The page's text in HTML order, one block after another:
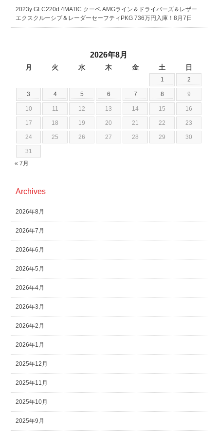
2023y GLC220d 4MATIC クーペ AMGライン＆ドライバーズ＆レザー
エクスクルーシブ＆レーダーセーフティPKG 736万円入庫！8月7日
2026年8月
月 火 水 木 金 土 日
1 2
3 4 5 6 7 8 9
10 11 12 13 14 15 16
17 18 19 20 21 22 23
24 25 26 27 28 29 30
31
« 7月
Archives
2026年8月
2026年7月
2026年6月
2026年5月
2026年4月
2026年3月
2026年2月
2026年1月
2025年12月
2025年11月
2025年10月
2025年9月